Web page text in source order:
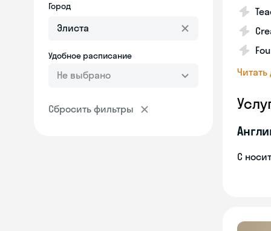
Город
Удобное расписание
Не выбрано
Сбросить фильтры
С